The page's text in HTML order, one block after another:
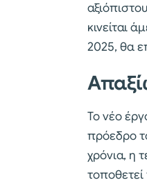
κινείται
2025, θα
Το νέο
πρόεδρο
χρόνια, η